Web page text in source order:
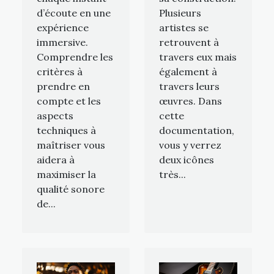
d’écoute en une
expérience
immersive.
Comprendre les
critères à
prendre en
compte et les
aspects
techniques à
maîtriser vous
aidera à
maximiser la
qualité sonore
de...
Plusieurs
artistes se
retrouvent à
travers eux mais
également à
travers leurs
œuvres. Dans
cette
documentation,
vous y verrez
deux icônes
très...